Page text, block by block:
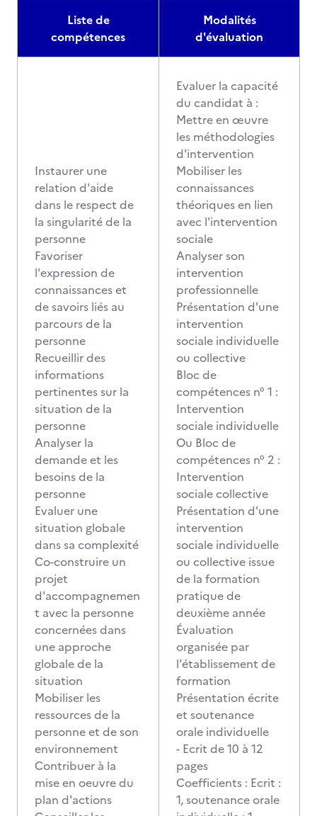
Liste de
compétences
Modalités
d'évaluation
Instaurer une
relation d'aide
dans le respect de
la singularité de la
personne
Favoriser
l'expression de
connaissances et
de savoirs liés au
parcours de la
personne
Recueillir des
informations
pertinentes sur la
situation de la
personne
Analyser la
demande et les
besoins de la
personne
Evaluer une
situation globale
dans sa complexité
Co-construire un
projet
d'accompagnemen
t avec la personne
concernées dans
une approche
globale de la
situation
Mobiliser les
ressources de la
personne et de son
environnement
Contribuer à la
mise en oeuvre du
plan d'actions
Evaluer la capacité
du candidat à :
Mettre en œuvre
les méthodologies
d'intervention
Mobiliser les
connaissances
théoriques en lien
avec l'intervention
sociale
Analyser son
intervention
professionnelle
Présentation d'une
intervention
sociale individuelle
ou collective
Bloc de
compétences n° 1 :
Intervention
sociale individuelle
Ou Bloc de
compétences n° 2 :
Intervention
sociale collective
Présentation d'une
intervention
sociale individuelle
ou collective issue
de la formation
pratique de
deuxième année
Évaluation
organisée par
l'établissement de
formation
Présentation écrite
et soutenance
orale individuelle
- Ecrit de 10 à 12
pages
Coefficients : Ecrit :
1, soutenance orale